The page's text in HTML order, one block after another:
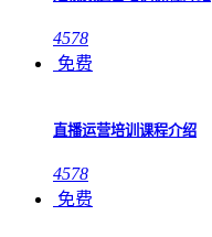
4578
免费
直播运营培训课程介绍
4578
免费